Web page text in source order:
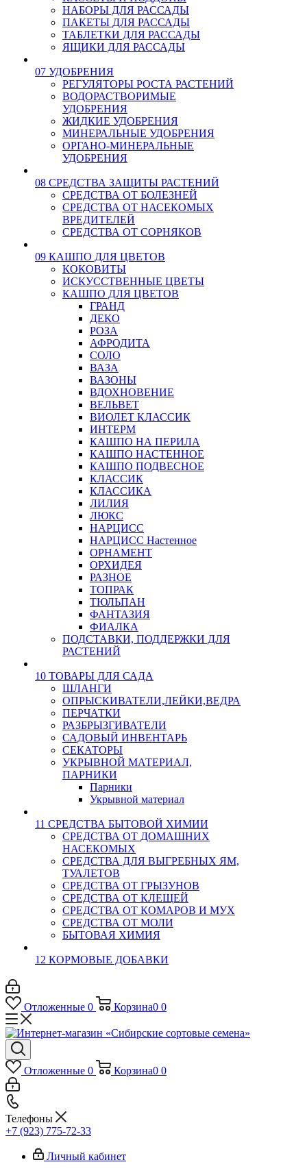
НАБОРЫ ДЛЯ РАССАДЫ
ПАКЕТЫ ДЛЯ РАССАДЫ
ТАБЛЕТКИ ДЛЯ РАССАДЫ
ЯЩИКИ ДЛЯ РАССАДЫ
07 УДОБРЕНИЯ
РЕГУЛЯТОРЫ РОСТА РАСТЕНИЙ
ВОДОРАСТВОРИМЫЕ
УДОБРЕНИЯ
ЖИДКИЕ УДОБРЕНИЯ
МИНЕРАЛЬНЫЕ УДОБРЕНИЯ
ОРГАНО-МИНЕРАЛЬНЫЕ
УДОБРЕНИЯ
08 СРЕДСТВА ЗАЩИТЫ РАСТЕНИЙ
СРЕДСТВА ОТ БОЛЕЗНЕЙ
СРЕДСТВА ОТ НАСЕКОМЫХ
ВРЕДИТЕЛЕЙ
СРЕДСТВА ОТ СОРНЯКОВ
09 КАШПО ДЛЯ ЦВЕТОВ
КОКОВИТЫ
ИСКУССТВЕННЫЕ ЦВЕТЫ
КАШПО ДЛЯ ЦВЕТОВ
ГРАНД
ДЕКО
РОЗА
АФРОДИТА
СОЛО
ВАЗА
ВАЗОНЫ
ВДОХНОВЕНИЕ
ВЕЛЬВЕТ
ВИОЛЕТ КЛАССИК
ИНТЕРМ
КАШПО НА ПЕРИЛА
КАШПО НАСТЕННОЕ
КАШПО ПОДВЕСНОЕ
КЛАССИК
КЛАССИКА
ЛИЛИЯ
ЛЮКС
НАРЦИСС
НАРЦИСС Настенное
ОРНАМЕНТ
ОРХИДЕЯ
РАЗНОЕ
ТОПРАК
ТЮЛЬПАН
ФАНТАЗИЯ
ФИАЛКА
ПОДСТАВКИ, ПОДДЕРЖКИ ДЛЯ
РАСТЕНИЙ
10 ТОВАРЫ ДЛЯ САДА
ШЛАНГИ
ОПРЫСКИВАТЕЛИ,ЛЕЙКИ,ВЕДРА
ПЕРЧАТКИ
РАЗБРЫЗГИВАТЕЛИ
САДОВЫЙ ИНВЕНТАРЬ
СЕКАТОРЫ
УКРЫВНОЙ МАТЕРИАЛ,
ПАРНИКИ
Парники
Укрывной материал
11 СРЕДСТВА БЫТОВОЙ ХИМИИ
СРЕДСТВА ОТ ДОМАШНИХ
НАСЕКОМЫХ
СРЕДСТВА ДЛЯ ВЫГРЕБНЫХ ЯМ,
ТУАЛЕТОВ
СРЕДСТВА ОТ ГРЫЗУНОВ
СРЕДСТВА ОТ КЛЕЩЕЙ
СРЕДСТВА ОТ КОМАРОВ И МУХ
СРЕДСТВА ОТ МОЛИ
БЫТОВАЯ ХИМИЯ
12 КОРМОВЫЕ ДОБАВКИ
Отложенные 0 Корзина0 0
Отложенные 0 Корзина0 0
Телефоны
+7 (923) 775-72-33
Личный кабинет